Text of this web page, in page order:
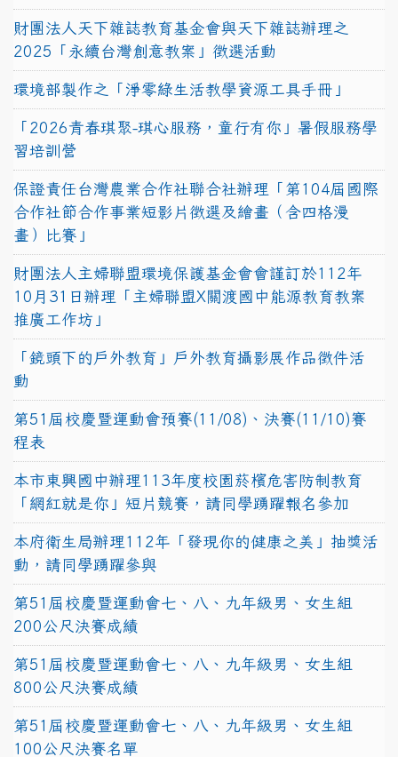
財團法人天下雜誌教育基金會與天下雜誌辦理之
2025「永續台灣創意教案」徵選活動
環境部製作之「淨零綠生活教學資源工具手冊」
「2026青春琪聚-琪心服務，童行有你」暑假服務學
習培訓營
保證責任台灣農業合作社聯合社辦理「第104屆國際
合作社節合作事業短影片徵選及繪畫（含四格漫
畫）比賽」
財團法人主婦聯盟環境保護基金會會謹訂於112年
10月31日辦理「主婦聯盟X關渡國中能源教育教案
推廣工作坊」
「鏡頭下的戶外教育」戶外教育攝影展作品徵件活
動
第51屆校慶暨運動會預賽(11/08)、決賽(11/10)賽
程表
本市東興國中辦理113年度校園菸檳危害防制教育
「網紅就是你」短片競賽，請同學踴躍報名參加
本府衛生局辦理112年「發現你的健康之美」抽獎活
動，請同學踴躍參與
第51屆校慶暨運動會七、八、九年級男、女生組
200公尺決賽成績
第51屆校慶暨運動會七、八、九年級男、女生組
800公尺決賽成績
第51屆校慶暨運動會七、八、九年級男、女生組
100公尺決賽名單